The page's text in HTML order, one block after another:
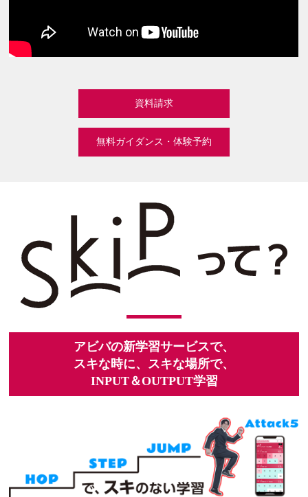
資料請求
無料ガイダンス・体験予約
アビバの新学習サービスで、
スキな時に、スキな場所で、
INPUT＆OUTPUT学習